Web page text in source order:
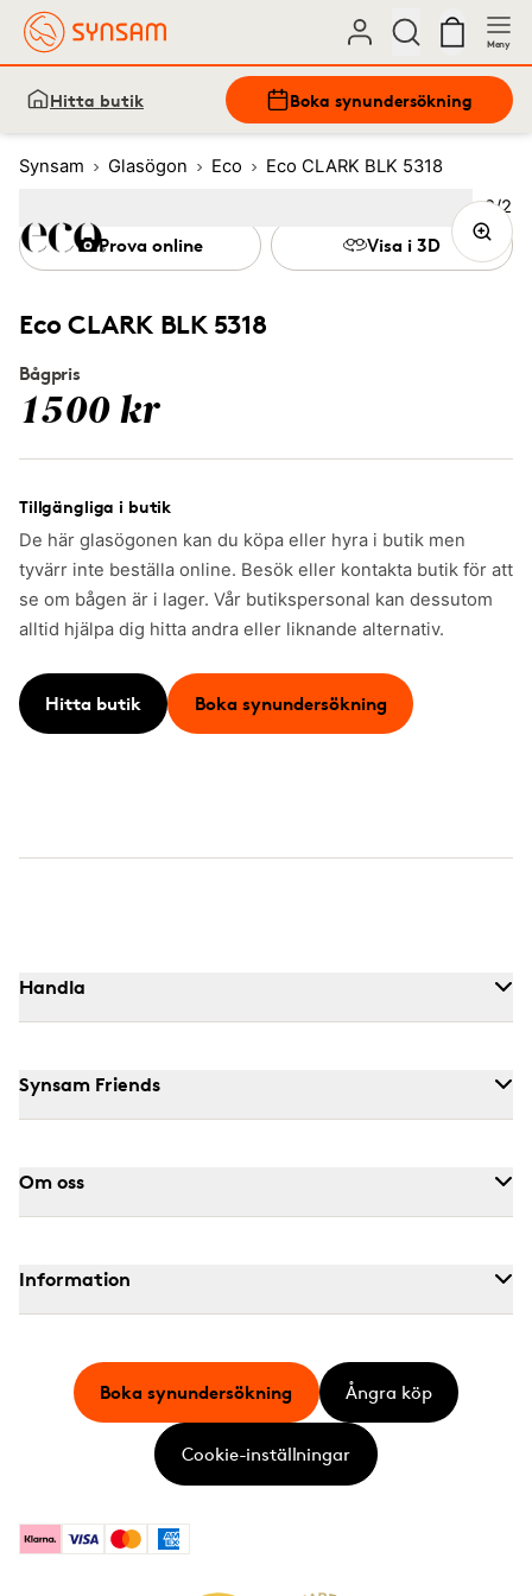
Meny
Hitta butik Boka synundersökning
Synsam Glasögon Eco Eco CLARK BLK 5318
Eco CLARK BLK 5318
Bågpris
1500 kr
Tillgängliga i butik
De här glasögonen kan du köpa eller hyra i butik men
tyvärr inte beställa online. Besök eller kontakta butik för att
se om bågen är i lager. Vår butikspersonal kan dessutom
alltid hjälpa dig hitta andra eller liknande alternativ.
Hitta butik Boka synundersökning
Prova online Visa i 3D
Bild
2/2
(Current image)
Handla
Synsam Friends
Om oss
Information
KlarnaVisa MastercardAmerican Express
Boka synundersökning Ångra köp
Cookie-inställningar